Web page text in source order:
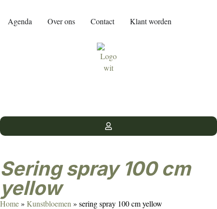
Agenda Over ons Contact Klant worden
sering spray 100 cm
yellow
Home» Kunstbloemen » sering spray 100 cm yellow